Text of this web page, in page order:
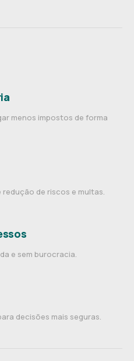
menos impostos de forma
de riscos e multas.
e sem burocracia.
decisões mais seguras.